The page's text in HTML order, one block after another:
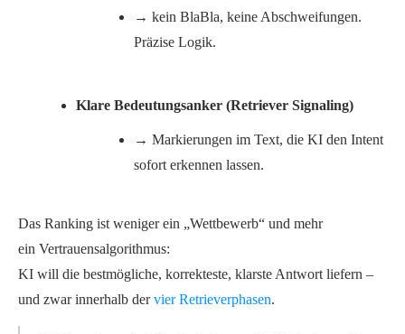
→ kein BlaBla, keine Abschweifungen.
Präzise Logik.
Klare Bedeutungsanker (Retriever Signaling)
→ Markierungen im Text, die KI den Intent
sofort erkennen lassen.
Das Ranking ist weniger ein „Wettbewerb“ und mehr
ein Vertrauensalgorithmus:
KI will die bestmögliche, korrekteste, klarste Antwort liefern –
und zwarinnerhalb dervier Retrieverphasen.